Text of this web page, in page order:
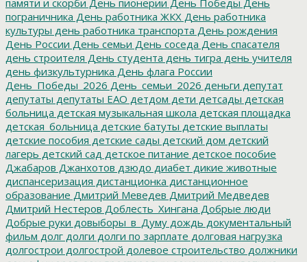
пограничника День работника ЖКХ День работника
культуры день работника транспорта День рождения
День России День семьи День соседа День спасателя
день строителя День студента день тигра день учителя
день физкультурника День флага России
День_Победы_2026 День_семьи_2026 деньги депутат
депутаты депутаты ЕАО детдом дети детсады детская
больница детская музыкальная школа детская площадка
детская_больница детские батуты детские выплаты
детские пособия детские сады детский дом детский
лагерь детский сад детское питание детское пособие
Джабаров Джанхотов дзюдо диабет дикие животные
диспансеризация дистанционка дистанционное
образование Дмитрий Меведев Дмитрий Медведев
Дмитрий Нестеров Доблесть_Хингана Добрые люди
Добрые руки довыборы_в_Думу дождь документальный
фильм долг долги долги по зарплате долговая нагрузка
долгострои долгострой долевое строительство должники